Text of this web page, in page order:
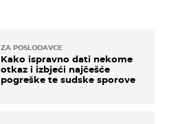
ZA POSLODAVCE
Kako ispravno dati nekome
otkaz i izbjeći najčešće
pogreške te sudske sporove